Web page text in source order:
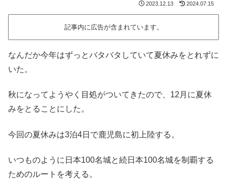
2023.12.13 2024.07.15
記事内に広告が含まれています。
なんだか今年はずっとバタバタしていて夏休みをとれずに
いた。
秋になってようやく目処がついてきたので、12月に夏休
みをとることにした。
今回の夏休みは3泊4日で鹿児島に初上陸する。
いつものように日本100名城と続日本100名城を制覇する
ためのルートを考える。